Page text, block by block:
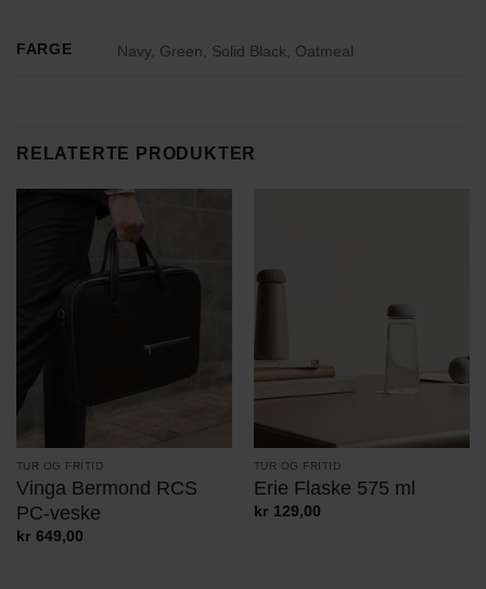
FARGE Navy, Green, Solid Black, Oatmeal
RELATERTE PRODUKTER
TUR OG FRITID
Vinga Bermond RCS
PC-veske
kr 649,00
TUR OG FRITID
Erie Flaske 575 ml
kr 129,00